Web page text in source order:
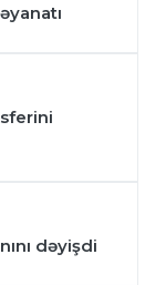
dəyişdi